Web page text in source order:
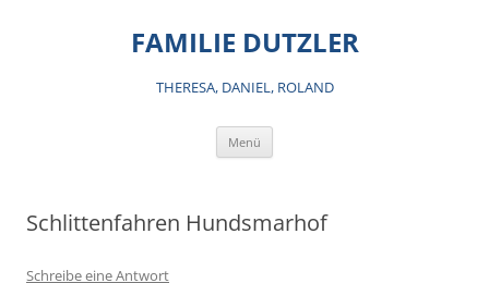
FAMILIE DUTZLER
THERESA, DANIEL, ROLAND
Menü
Schlittenfahren Hundsmarhof
Schreibe eine Antwort